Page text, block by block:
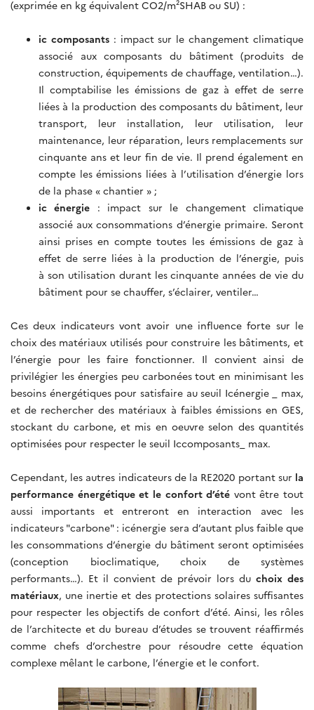
(exprimée en kg équivalent CO2/m²SHAB ou SU) :
ic composants: impact sur le changement climatique
associé aux composants du bâtiment (produits de
construction, équipements de chauffage, ventilation…).
Il comptabilise les émissions de gaz à effet de serre
liées à la production des composants du bâtiment, leur
transport, leur installation, leur utilisation, leur
maintenance, leur réparation, leurs remplacements sur
cinquante ans et leur fin de vie. Il prend également en
compte les émissions liées à l’utilisation d’énergie lors
de la phase « chantier » ;
ic énergie : impact sur le changement climatique
associé aux consommations d’énergie primaire. Seront
ainsi prises en compte toutes les émissions de gaz à
effet de serre liées à la production de l’énergie, puis
à son utilisation durant les cinquante années de vie du
bâtiment pour se chauffer, s’éclairer, ventiler…
Ces deux indicateurs vont avoir une influence forte sur le
choix des matériaux utilisés pour construire les bâtiments, et
l’énergie pour les faire fonctionner. Il convient ainsi de
privilégier les énergies peu carbonées tout en minimisant les
besoins énergétiques pour satisfaire au seuil Icénergie _ max,
et de rechercher des matériaux à faibles émissions en GES,
stockant du carbone, et mis en oeuvre selon des quantités
optimisées pour respecter le seuil Iccomposants_ max.
Cependant, les autres indicateurs de la RE2020 portant sur la
performance énergétique et le confort d’été vont être tout
aussi importants et entreront en interaction avec les
indicateurs "carbone" : icénergie sera d’autant plus faible que
les consommations d’énergie du bâtiment seront optimisées
(conception bioclimatique, choix de systèmes
performants…). Et il convient de prévoir lors du choix des
matériaux, une inertie et des protections solaires suffisantes
pour respecter les objectifs de confort d’été. Ainsi, les rôles
de l’architecte et du bureau d’études se trouvent réaffirmés
comme chefs d’orchestre pour résoudre cette équation
complexe mêlant le carbone, l’énergie et le confort.